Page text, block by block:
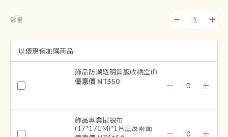
數量
以優惠價加購商品
飾品防潮透明質感收納盒(f)
優惠價 NT$50
飾品專業拭銀布
(17*17CM)*1片正反兩面